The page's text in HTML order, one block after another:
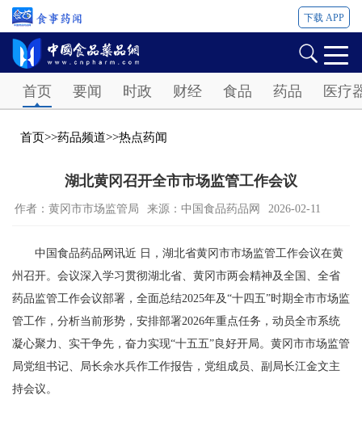
下载 APP
首页 要闻 时政 财经 食品 药品 医疗
首页>>药品频道>>热点药闻
湖北黄冈召开全市市场监管工作会议
作者：黄冈市市场监管局 来源：中国食品药品网 2026-02-11
中国食品药品网讯近 日，湖北省黄冈市市场监管工作会议在黄
州召开。会议深入学习贯彻湖北省、黄冈市两会精神及全国、全省
药品监管工作会议部署，全面总结2025年及“十四五”时期全市市场监
管工作，分析当前形势，安排部署2026年重点任务，动员全市系统
凝心聚力、实干争先，奋力实现“十五五”良好开局。黄冈市市场监管
局党组书记、局长余水兵作工作报告，党组成员、副局长江金文主
持会议。